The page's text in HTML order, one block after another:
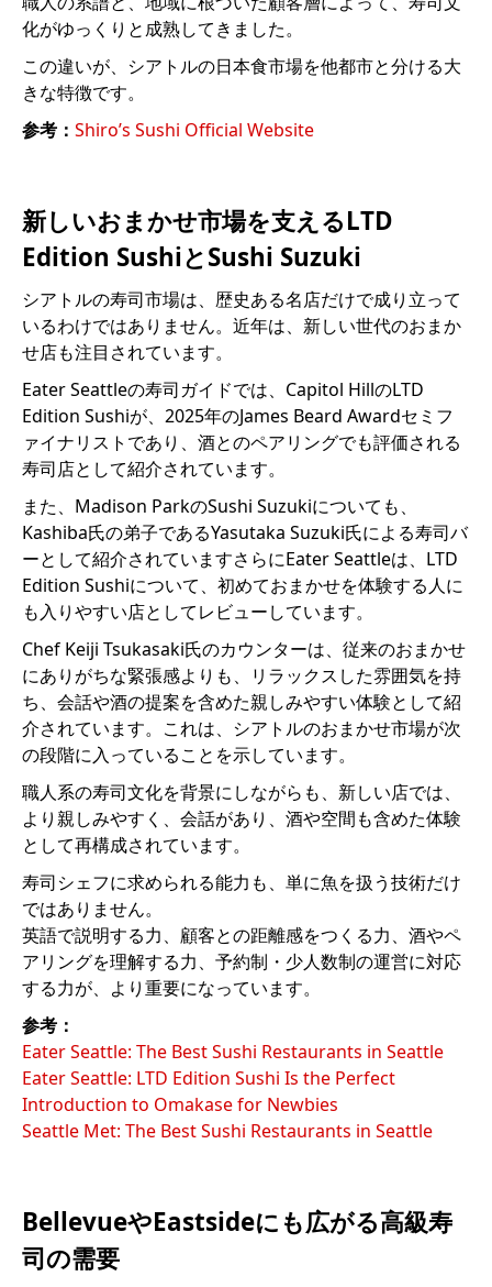
化がゆっくりと成熟してきました。
この違いが、シアトルの日本食市場を他都市と分ける大
きな特徴です。
参考： Shiro’s Sushi Official Website
新しいおまかせ市場を支えるLTD
Edition SushiとSushi Suzuki
シアトルの寿司市場は、歴史ある名店だけで成り立って
いるわけではありません。近年は、新しい世代のおまか
せ店も注目されています。
Eater Seattleの寿司ガイドでは、Capitol HillのLTD
Edition Sushiが、2025年のJames Beard Awardセミフ
ァイナリストであり、酒とのペアリングでも評価される
寿司店として紹介されています。
また、Madison ParkのSushi Suzukiについても、
Kashiba氏の弟子であるYasutaka Suzuki氏による寿司バ
ーとして紹介されていますさらにEater Seattleは、LTD
Edition Sushiについて、初めておまかせを体験する人に
も入りやすい店としてレビューしています。
Chef Keiji Tsukasaki氏のカウンターは、従来のおまかせ
にありがちな緊張感よりも、リラックスした雰囲気を持
ち、会話や酒の提案を含めた親しみやすい体験として紹
介されています。これは、シアトルのおまかせ市場が次
の段階に入っていることを示しています。
職人系の寿司文化を背景にしながらも、新しい店では、
より親しみやすく、会話があり、酒や空間も含めた体験
として再構成されています。
寿司シェフに求められる能力も、単に魚を扱う技術だけ
ではありません。
英語で説明する力、顧客との距離感をつくる力、酒やペ
アリングを理解する力、予約制・少人数制の運営に対応
する力が、より重要になっています。
参考：
Eater Seattle: The Best Sushi Restaurants in Seattle
Eater Seattle: LTD Edition Sushi Is the Perfect
Introduction to Omakase for Newbies
Seattle Met: The Best Sushi Restaurants in Seattle
BellevueやEastsideにも広がる高級寿
司の需要